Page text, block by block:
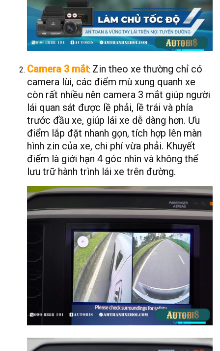
Camera 3 mắt: Zin theo xe thường chỉ có
camera lùi, các điểm mù xung quanh xe
còn rất nhiều nên camera 3 mắt giúp người
lái quan sát được lề phải, lề trái và phía
trước đầu xe, giúp lái xe dễ dàng hơn. Ưu
điểm lắp đặt nhanh gọn, tích hợp lên màn
hình zin của xe, chi phí vừa phải. Khuyết
điểm là giới hạn 4 góc nhìn và không thể
lưu trữ hành trình lái xe trên đường.